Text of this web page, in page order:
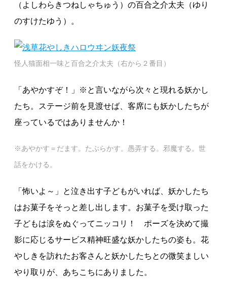
（よしわらきつねしゃちゅう）の百合之介太夫（ゆり
のすけたゆう）。
怪人猫面相一味と百合之介太夫（右から２番目）
「あやかすぞ！」※と言いながら次々と現れる妖かし
たち。ステージ前を見渡せば、客席にも妖かしたちが
座っているではありませんか！
※あやかす＝だます。たぶらかす。愚弄する。邪魔する。世
話をかける。
「怖いよ～」と泣き出す子どもがいれば、妖かしたち
はお菓子をそっと差し出します。お菓子を受け取った
子どもは涙をぬぐってニッコリ！ ポーズを決めて撮
影に応じるサービス精神旺盛な妖かしたちの姿も。花
やしきを訪れたお客さんと妖かしたちとの微笑ましい
やり取りが、あちこちにありました。